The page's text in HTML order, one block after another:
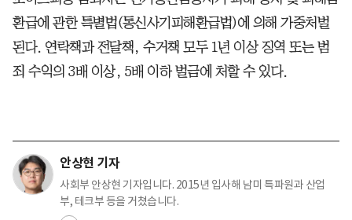
환급에 관한 특별법(통신사기피해환급법)에 의해 가중처벌
된다. 연락책과 전달책, 수거책 모두 1년 이상 징역 또는 범
죄 수익의 3배 이상, 5배 이하 벌금에 처할 수 있다.
안상현 기자
사회부 안상현 기자입니다. 2015년 입사해 남미 특파원과 산업
부, 테크부 등을 거쳤습니다.